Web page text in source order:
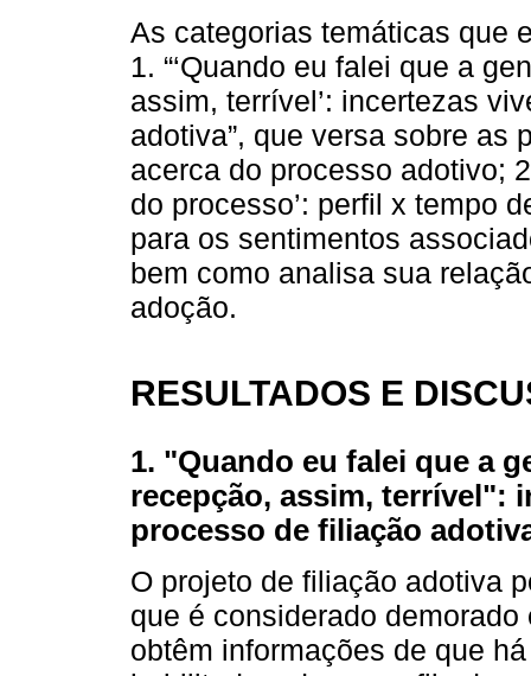
As categorias temáticas que
1. “‘Quando eu falei que a
assim, terrível’: incertezas
adotiva”, que versa sobre as
acerca do processo adotivo;
do processo’: perfil x tempo
para os sentimentos
bem como analisa sua
adoção.
RESULTADOS E
1. "Quando eu falei que a
recepção, assim, terrível":
processo de filiação
O projeto de filiação adotiva
que é considerado
obtêm informações de que